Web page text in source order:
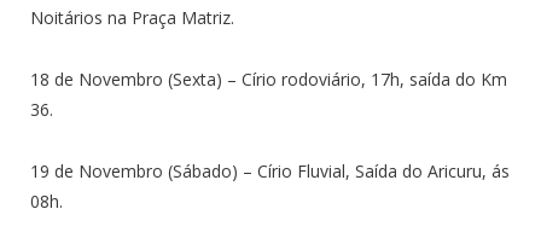
Noitários na Praça Matriz.
18 de Novembro (Sexta) – Círio rodoviário, 17h, saída do Km
36.
19 de Novembro (Sábado) – Círio Fluvial, Saída do Aricuru, ás
08h.